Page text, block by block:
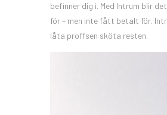
befinner dig i. Med Intrum blir
för – men inte fått betalt för.
låta proffsen sköta resten.